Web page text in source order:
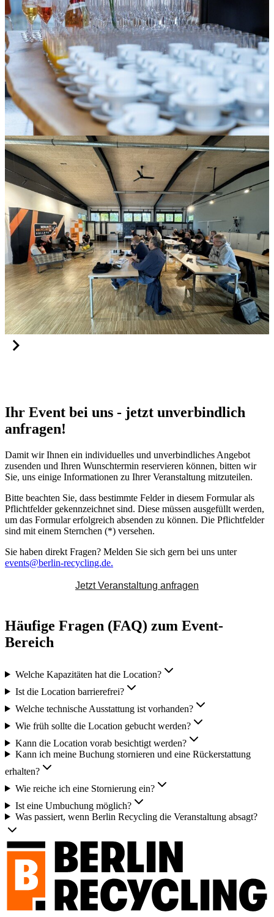
Ihr Event bei uns - jetzt unverbindlich
anfragen!
Damit wir Ihnen ein individuelles und unverbindliches Angebot
zusenden und Ihren Wunschtermin reservieren können, bitten wir
Sie, uns einige Informationen zu Ihrer Veranstaltung mitzuteilen.
Bitte beachten Sie, dass bestimmte Felder in diesem Formular als
Pflichtfelder gekennzeichnet sind. Diese müssen ausgefüllt werden,
um das Formular erfolgreich absenden zu können. Die Pflichtfelder
sind mit einem Sternchen (*) versehen.
Sie haben direkt Fragen? Melden Sie sich gern bei uns unter
events@berlin-recycling.de.
Jetzt Veranstaltung anfragen
Häufige Fragen (FAQ) zum Event-
Bereich
Welche Kapazitäten hat die Location?
Ist die Location barrierefrei?
Welche technische Ausstattung ist vorhanden?
Wie früh sollte die Location gebucht werden?
Kann die Location vorab besichtigt werden?
Kann ich meine Buchung stornieren und eine Rückerstattung
erhalten?
Wie reiche ich eine Stornierung ein?
Ist eine Umbuchung möglich?
Was passiert, wenn Berlin Recycling die Veranstaltung absagt?